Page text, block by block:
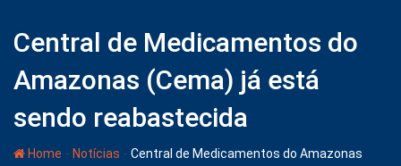
Central de Medicamentos do
Amazonas (Cema) já está
sendo reabastecida
Home - Notícias - Central de Medicamentos do Amazonas